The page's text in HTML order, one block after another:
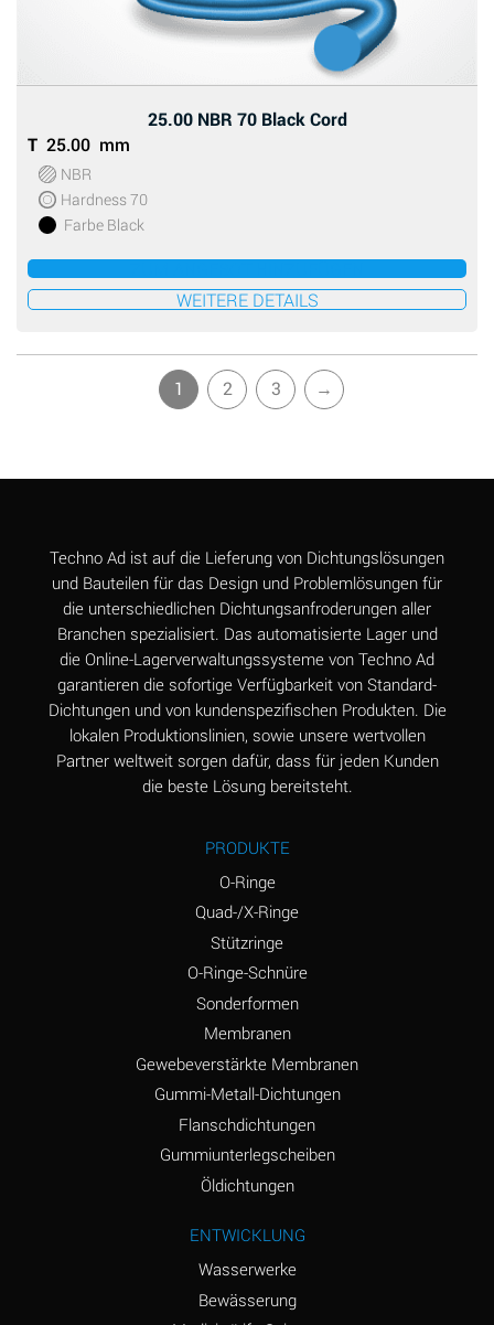
25.00 NBR 70 Black Cord
T 25.00 mm
Farbe Black
Hardness 70
NBR
WEITERE DETAILS
1 2 3 →
Techno Ad ist auf die Lieferung von Dichtungslösungen
und Bauteilen für das Design und Problemlösungen für
die unterschiedlichen Dichtungsanfroderungen aller
Branchen spezialisiert. Das automatisierte Lager und
die Online-Lagerverwaltungssysteme von Techno Ad
garantieren die sofortige Verfügbarkeit von Standard-
Dichtungen und von kundenspezifischen Produkten. Die
lokalen Produktionslinien, sowie unsere wertvollen
Partner weltweit sorgen dafür, dass für jeden Kunden
die beste Lösung bereitsteht.
PRODUKTE
O-Ringe
Quad-/X-Ringe
Stützringe
O-Ringe-Schnüre
Sonderformen
Membranen
Gewebeverstärkte Membranen
Gummi-Metall-Dichtungen
Flanschdichtungen
Gummiunterlegscheiben
Öldichtungen
ENTWICKLUNG
Wasserwerke
Bewässerung